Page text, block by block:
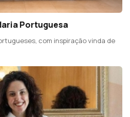
Portuguesa
com inspiração vinda de